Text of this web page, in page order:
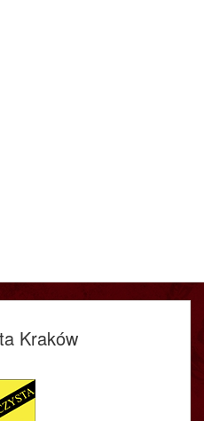
Kraków